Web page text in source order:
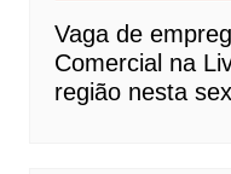
Vaga de
Comercial na
região nesta